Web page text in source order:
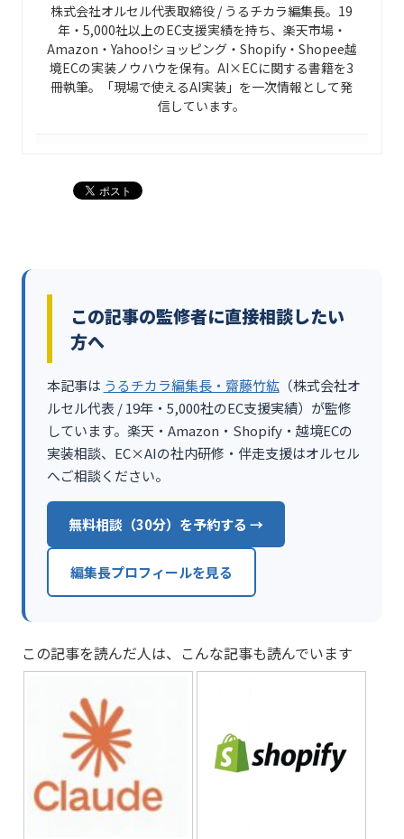
株式会社オルセル代表取締役 / うるチカラ編集長。19
年・5,000社以上のEC支援実績を持ち、楽天市場・
Amazon・Yahoo!ショッピング・Shopify・Shopee越
境ECの実装ノウハウを保有。AI×ECに関する書籍を3
冊執筆。「現場で使えるAI実装」を一次情報として発
信しています。
この記事の監修者に直接相談したい
方へ
本記事は うるチカラ編集長・齋藤竹紘（株式会社オ
ルセル代表 / 19年・5,000社のEC支援実績）が監修
しています。楽天・Amazon・Shopify・越境ECの
実装相談、EC×AIの社内研修・伴走支援はオルセル
へご相談ください。
無料相談（30分）を予約する →
編集長プロフィールを見る
この記事を読んだ人は、こんな記事も読んでいます